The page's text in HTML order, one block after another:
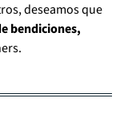
deseamos que
bendiciones,